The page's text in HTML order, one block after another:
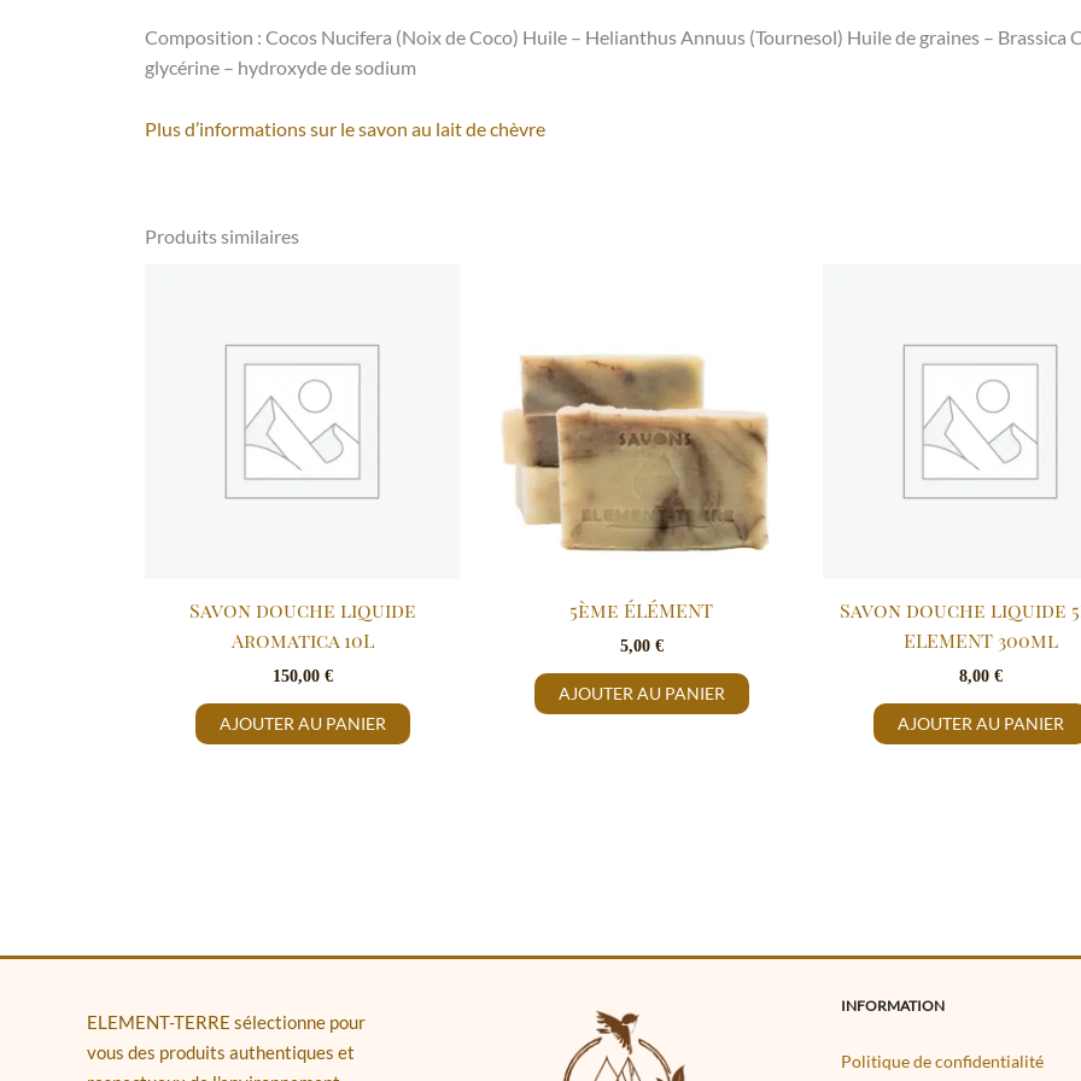
Composition : Cocos Nucifera (Noix de Coco) Huile – Helianthus Annuus (Tournesol) Huile de graines – Brassica
glycérine – hydroxyde de sodium
Plus d’informations sur le savon au lait de chèvre
Produits similaires
Savon douche liquide
Aromatica 10L
150,00 €
AJOUTER AU PANIER
5ème ÉLÉMENT
5,00 €
AJOUTER AU PANIER
Savon douche liquide
ELEMENT 300ml
8,00 €
AJOUTER AU PANIER
ELEMENT-TERRE sélectionne pour
vous des produits authentiques et
INFORMATION
Politique de confidentialité